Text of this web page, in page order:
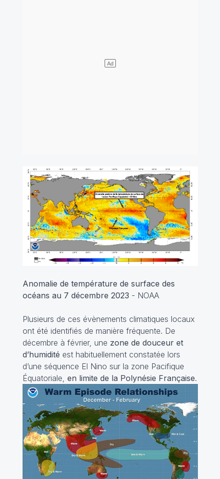
Anomalie de température de surface des
océans au 7 décembre 2023 - NOAA
Plusieurs de ces évènements climatiques locaux
ont été identifiés de manière fréquente. De
décembre à février, une zone de douceur et
d’humidité est habituellement constatée lors
d’une séquence El Nino sur la zone Pacifique
Équatoriale, en limite de la Polynésie Française.